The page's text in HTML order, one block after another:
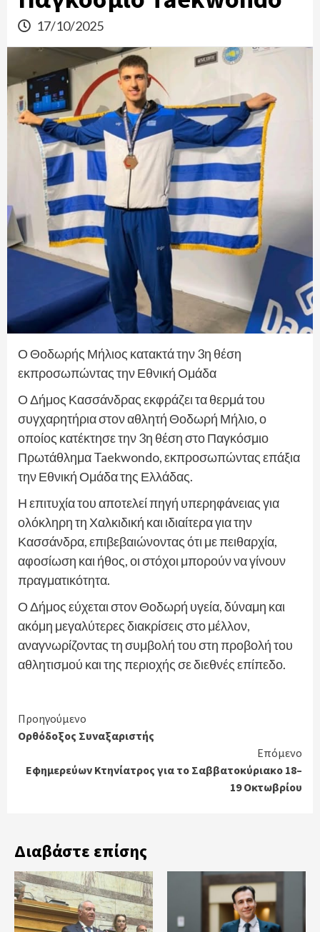
17/10/2025
Ο Θοδωρής Μήλιος κατακτά την 3η θέση
εκπροσωπώντας την Εθνική Ομάδα
Ο Δήμος Κασσάνδρας εκφράζει τα θερμά του
συγχαρητήρια στον αθλητή Θοδωρή Μήλιο, ο
οποίος κατέκτησε την 3η θέση στο Παγκόσμιο
Πρωτάθλημα Taekwondo, εκπροσωπώντας επάξια
την Εθνική Ομάδα της Ελλάδας.
Η επιτυχία του αποτελεί πηγή υπερηφάνειας για
ολόκληρη τη Χαλκιδική και ιδιαίτερα για την
Κασσάνδρα, επιβεβαιώνοντας ότι με πειθαρχία,
αφοσίωση και ήθος, οι στόχοι μπορούν να γίνουν
πραγματικότητα.
Ο Δήμος εύχεται στον Θοδωρή υγεία, δύναμη και
ακόμη μεγαλύτερες διακρίσεις στο μέλλον,
αναγνωρίζοντας τη συμβολή του στη προβολή του
αθλητισμού και της περιοχής σε διεθνές επίπεδο.
Continue
Reading
Προηγούμενο
Ορθόδοξος Συναξαριστής
Επόμενο
Εφημερεύων Κτηνίατρος για το Σαββατοκύριακο 18–
19 Οκτωβρίου
Διαβάστε επίσης